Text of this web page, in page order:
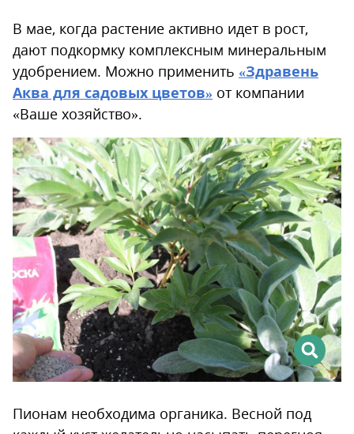
В мае, когда растение активно идет в рост,
дают подкормку комплексным минеральным
удобрением. Можно применить «Здравень
Аква для садовых цветов» от компании
«Ваше хозяйство».
Пионам необходима органика. Весной под